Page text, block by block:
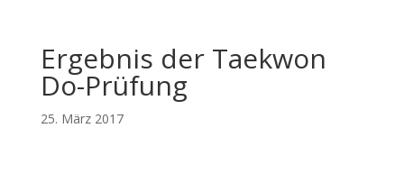
Ergebnis der Taekwon
Do-Prüfung
25. März 2017